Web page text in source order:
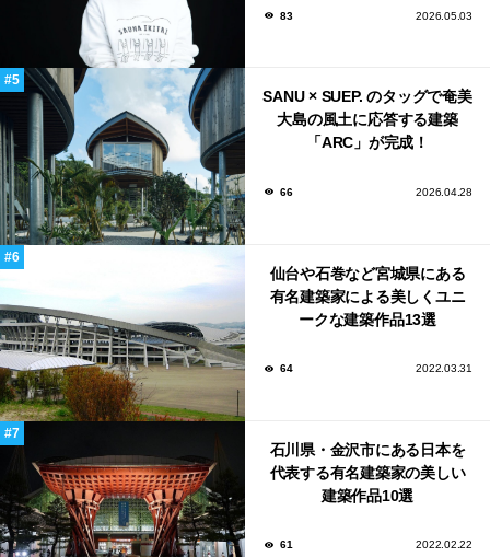
83 2026.05.03
SANU × SUEP. のタッグで奄美
大島の風土に応答する建築
「ARC」が完成！
66 2026.04.28
仙台や石巻など宮城県にある
有名建築家による美しくユニ
ークな建築作品13選
64 2022.03.31
石川県・金沢市にある日本を
代表する有名建築家の美しい
建築作品10選
61 2022.02.22